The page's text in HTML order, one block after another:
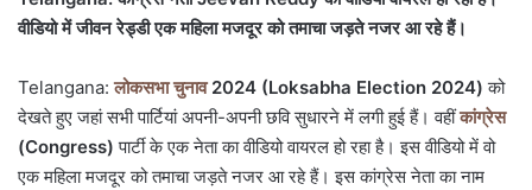
वीडियो में जीवन रेड्डी एक महिला मजदूर को तमाचा जड़ते नजर आ रहे हैं।
Telangana:लोकसभा चुनाव2024 (Loksabha Election 2024) को
देखते हुए जहां सभी पार्टियां अपनी-अपनी छवि सुधारने में लगी हुई हैं। वहींकांग्रेस
(Congress) पार्टी के एक नेता का वीडियो वायरल हो रहा है। इस वीडियो में वो
एक महिला मजदूर को तमाचा जड़ते नजर आ रहे हैं। इस कांग्रेस नेता का नाम